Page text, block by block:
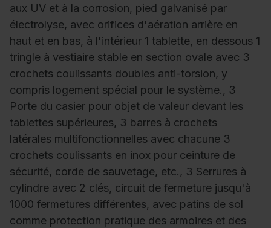
aux UV et à la corrosion, pied galvanisé par
électrolyse, avec orifices d'aération arrière en
haut et en bas, à l'intérieur 1 tablette, en dessous 1
tringle à vestiaire stable en section ovale avec 3
crochets coulissants doubles anti-torsion, y
compris logement spécial pour le système., 3
Porte du casier pour objet de valeur devant les
tablettes supérieures, 3 barres à crochets
latérales multifonctionnelles avec chacune 3
crochets coulissants en inox pour ceinture de
sécurité, corde de sauvetage, etc., 3 Serrures à
cylindre avec 2 clés, circuit de fermeture jusqu'à
1000 fermetures différentes, avec patins de sol
comme protection pratique des armoires et des